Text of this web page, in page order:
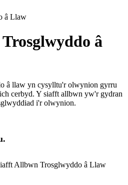
â
â llaw yn cysylltu'r olwynion gyrru
cerbyd. Y siafft allbwn yw'r gydran
i'r olwynion.
Allbwn Trosglwyddo â Llaw